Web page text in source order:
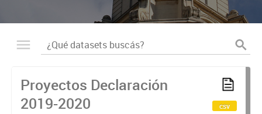
Proyectos Declaración
2019-2020
csv